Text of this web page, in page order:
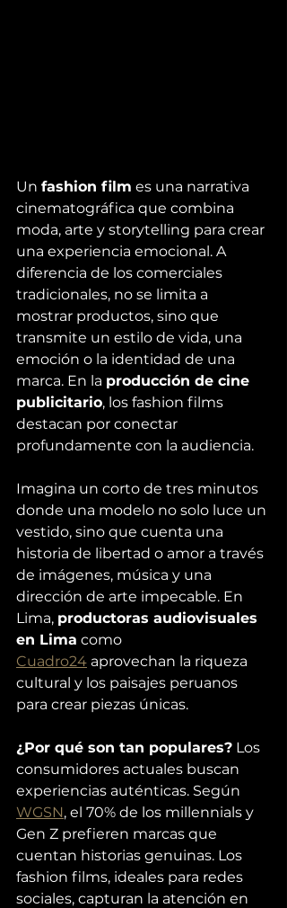
Un fashion film es una narrativa
cinematográfica que combina
moda, arte y storytelling para crear
una experiencia emocional. A
diferencia de los comerciales
tradicionales, no se limita a
mostrar productos, sino que
transmite un estilo de vida, una
emoción o la identidad de una
marca. En la producción de cine
publicitario, los fashion films
destacan por conectar
profundamente con la audiencia.
Imagina un corto de tres minutos
donde una modelo no solo luce un
vestido, sino que cuenta una
historia de libertad o amor a través
de imágenes, música y una
dirección de arte impecable. En
Lima, productoras audiovisuales
en Lima como
Cuadro24 aprovechan la riqueza
cultural y los paisajes peruanos
para crear piezas únicas.
¿Por qué son tan populares? Los
consumidores actuales buscan
experiencias auténticas. Según
WGSN, el 70% de los millennials y
Gen Z prefieren marcas que
cuentan historias genuinas. Los
fashion films, ideales para redes
sociales, capturan la atención en